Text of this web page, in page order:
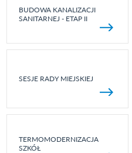
BUDOWA KANALIZACJI
SANITARNEJ - ETAP II
SESJE RADY MIEJSKIEJ
TERMOMODERNIZACJA
SZKÓŁ